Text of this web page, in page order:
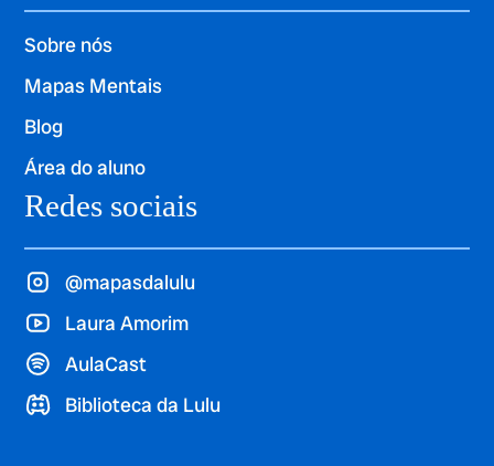
Sobre nós
Mapas Mentais
Blog
Área do aluno
Redes sociais
@mapasdalulu
Laura Amorim
AulaCast
Biblioteca da Lulu